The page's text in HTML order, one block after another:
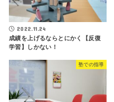
2022.11.24
成績を上げるならとにかく【反復
学習】しかない！
塾での指導